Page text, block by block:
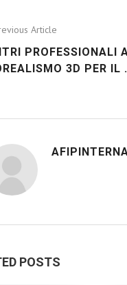
Article
PROFESSIONALI
3D PER IL
POSTS